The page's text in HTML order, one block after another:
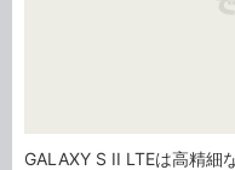
GALAXY S II LTEは高精細